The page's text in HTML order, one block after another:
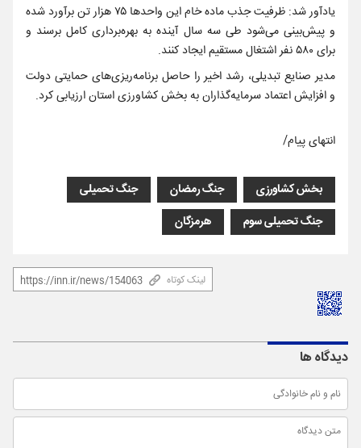
یادآور شد: ظرفیت جذب ماده خام این واحدها ۷۵ هزار تن برآورد شده
و پیش‌بینی می‌شود طی سه سال آینده به بهره‌برداری کامل برسند و
برای ۵۸۰ نفر اشتغال مستقیم ایجاد کنند.
مدیر صنایع تبدیلی، رشد اخیر را حاصل برنامه‌ریزی‌های حمایتی دولت
و افزایش اعتماد سرمایه‌گذاران به بخش کشاورزی استان ارزیابی کرد.
انتهای پیام/
بخش کشاورزی جنگ رمضان
جنگ تحمیلی
جنگ تحمیلی سوم
هرمزگان
لینک کوتاه
دیدگاه ها